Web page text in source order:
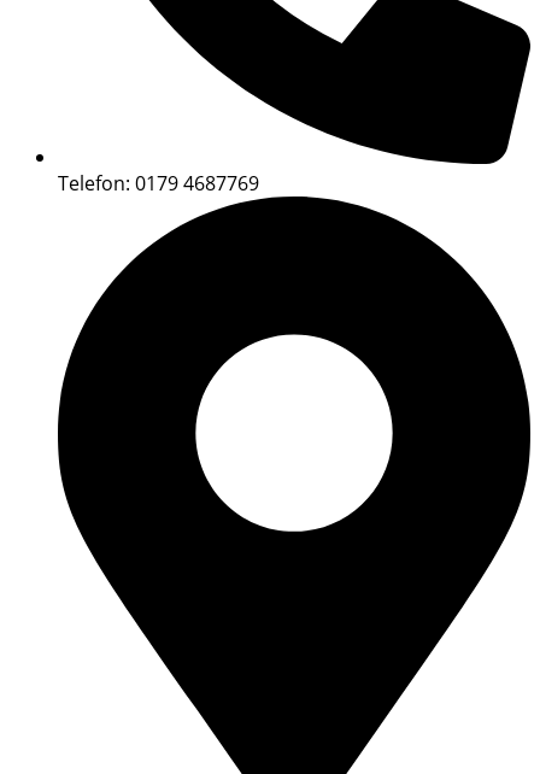
Telefon: 0179 4687769